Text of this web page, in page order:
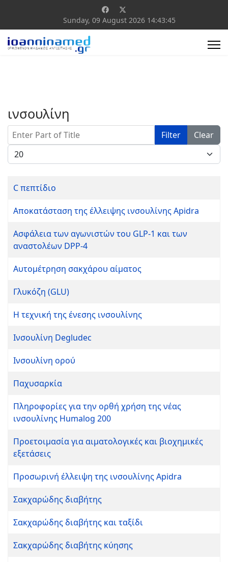
Sunday, 09 August 2026 14:43:45
ινσουλίνη
Enter Part of Title Filter
Clear
Display #
C πεπτίδιο
Αποκατάσταση της έλλειψης ινσουλίνης Apidra
Ασφάλεια των αγωνιστών του GLP-1 και των
αναστολέων DPP-4
Αυτομέτρηση σακχάρου αίματος
Γλυκόζη (GLU)
Η τεχνική της ένεσης ινσουλίνης
Ινσουλίνη Degludec
Ινσουλίνη ορού
Παχυσαρκία
Πληροφορίες για την ορθή χρήση της νέας
ινσουλίνης Humalog 200
Προετοιμασία για αιματολογικές και βιοχημικές
εξετάσεις
Προσωρινή έλλειψη της ινσουλίνης Apidra
Σακχαρώδης διαβήτης
Σακχαρώδης διαβήτης και ταξίδι
Σακχαρώδης διαβήτης κύησης